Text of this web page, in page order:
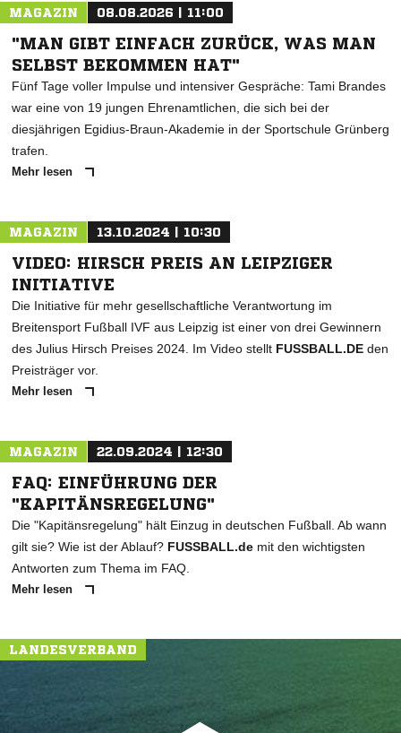
* Pflichtfelder
MAGAZIN 08.08.2026 | 11:00
"MAN GIBT EINFACH ZURÜCK, WAS MAN
SELBST BEKOMMEN HAT"
Fünf Tage voller Impulse und intensiver Gespräche: Tami Brandes
war eine von 19 jungen Ehrenamtlichen, die sich bei der
diesjährigen Egidius-Braun-Akademie in der Sportschule Grünberg
trafen.
Mehr lesen
MAGAZIN 13.10.2024 | 10:30
VIDEO: HIRSCH PREIS AN LEIPZIGER
INITIATIVE
Die Initiative für mehr gesellschaftliche Verantwortung im
Breitensport Fußball IVF aus Leipzig ist einer von drei Gewinnern
des Julius Hirsch Preises 2024. Im Video stellt FUSSBALL.DE den
Preisträger vor.
Mehr lesen
MAGAZIN 22.09.2024 | 12:30
FAQ: EINFÜHRUNG DER
"KAPITÄNSREGELUNG"
Die "Kapitänsregelung" hält Einzug in deutschen Fußball. Ab wann
gilt sie? Wie ist der Ablauf? FUSSBALL.de mit den wichtigsten
Antworten zum Thema im FAQ.
Mehr lesen
LANDESVERBAND